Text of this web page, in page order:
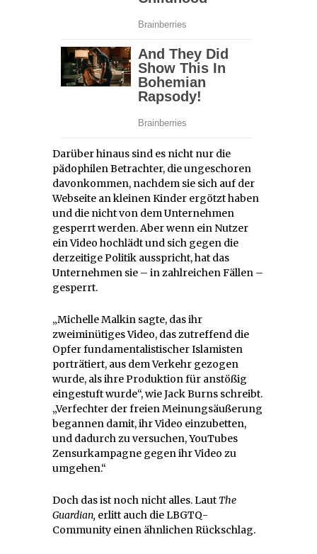
Darüber hinaus sind es nicht nur die
pädophilen Betrachter, die ungeschoren
davonkommen, nachdem sie sich auf der
Webseite an kleinen Kinder ergötzt haben
und die nicht von dem Unternehmen
gesperrt werden. Aber wenn ein Nutzer
ein Video hochlädt und sich gegen die
derzeitige Politik ausspricht, hat das
Unternehmen sie – in zahlreichen Fällen –
gesperrt.
„Michelle Malkin sagte, das ihr
zweiminütiges Video, das zutreffend die
Opfer fundamentalistischer Islamisten
porträtiert, aus dem Verkehr gezogen
wurde, als ihre Produktion für anstößig
eingestuft wurde“, wie Jack Burns schreibt.
„Verfechter der freien Meinungsäußerung
begannen damit, ihr Video einzubetten,
und dadurch zu versuchen, YouTubes
Zensurkampagne gegen ihr Video zu
umgehen.“
Doch das ist noch nicht alles. Laut The
Guardian, erlitt auch die LBGTQ-
Community einen ähnlichen Rückschlag.